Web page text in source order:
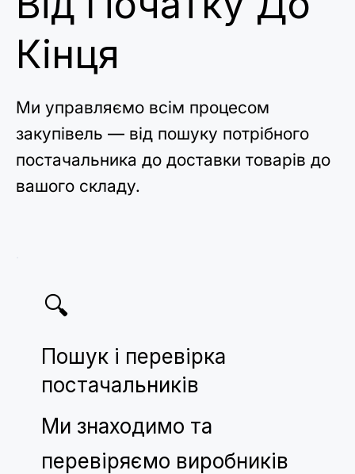
Кінця
Ми управляємо всім процесом
закупівель — від пошуку потрібного
постачальника до доставки товарів до
вашого складу.
🔍
Пошук і перевірка
постачальників
Ми знаходимо та
перевіряємо виробників